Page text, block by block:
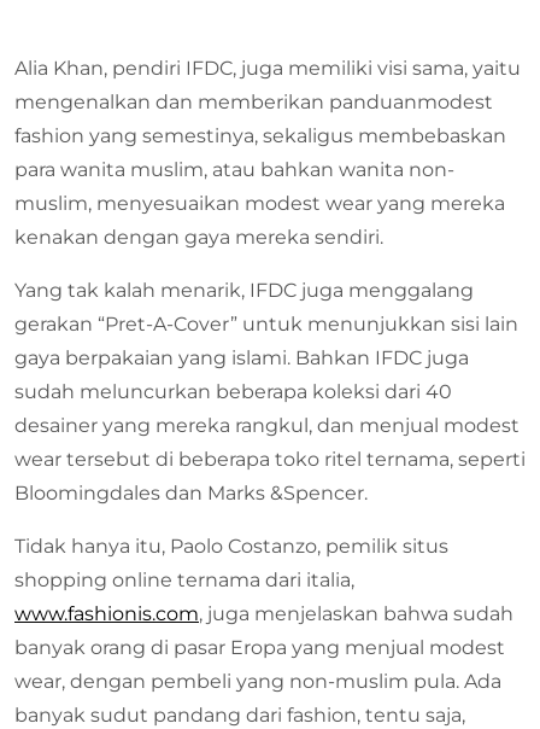
Alia Khan, pendiri IFDC, juga memiliki visi sama, yaitu
mengenalkan dan memberikan panduanmodest
fashion yang semestinya, sekaligus membebaskan
para wanita muslim, atau bahkan wanita non-
muslim, menyesuaikan modest wear yang mereka
kenakan dengan gaya mereka sendiri.
Yang tak kalah menarik, IFDC juga menggalang
gerakan “Pret-A-Cover” untuk menunjukkan sisi lain
gaya berpakaian yang islami. Bahkan IFDC juga
sudah meluncurkan beberapa koleksi dari 40
desainer yang mereka rangkul, dan menjual modest
wear tersebut di beberapa toko ritel ternama, seperti
Bloomingdales dan Marks &Spencer.
Tidak hanya itu, Paolo Costanzo, pemilik situs
shopping online ternama dari italia,
www.fashionis.com, juga menjelaskan bahwa sudah
banyak orang di pasar Eropa yang menjual modest
wear, dengan pembeli yang non-muslim pula. Ada
banyak sudut pandang dari fashion, tentu saja,